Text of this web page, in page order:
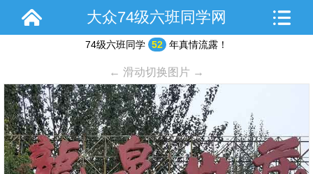
大众74级六班同学网
74级六班同学 52 年真情流露！
← 滑动切换图片 →